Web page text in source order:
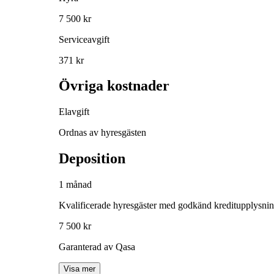
7 500 kr
Serviceavgift
371 kr
Övriga kostnader
Elavgift
Ordnas av hyresgästen
Deposition
1 månad
Kvalificerade hyresgäster med godkänd
7 500 kr
Garanterad av Qasa
Visa mer